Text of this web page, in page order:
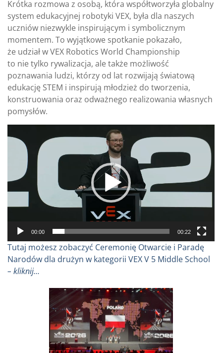
Krótka rozmowa z osobą, która współtworzyła globalny
system edukacyjnej robotyki VEX, była dla naszych
uczniów niezwykle inspirującym i symbolicznym
momentem. To wyjątkowe spotkanie pokazało,
że udział w VEX Robotics World Championship
to nie tylko rywalizacja, ale także możliwość
poznawania ludzi, którzy od lat rozwijają światową
edukację STEM i inspirują młodzież do tworzenia,
konstruowania oraz odważnego realizowania własnych
pomysłów.
video
00:00 00:22
Tutaj możesz zobaczyć Ceremonię Otwarcie i Paradę
Narodów dla drużyn w kategorii VEX V 5 Middle School
– kliknij…